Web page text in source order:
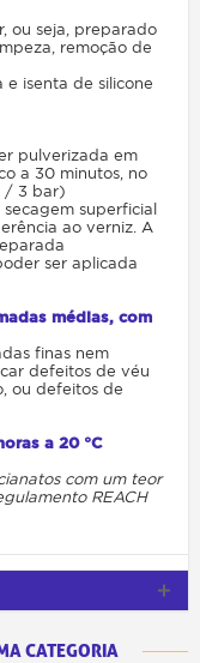
ou seja, preparado
remoção de
isenta de silicone
pulverizada em
a 30 minutos, no
/ 3 bar)
superficial
ao verniz. A
ser aplicada
médias, com
finas nem
defeitos de véu
ou defeitos de
a 20 °C
com um teor
REACH
CATEGORIA